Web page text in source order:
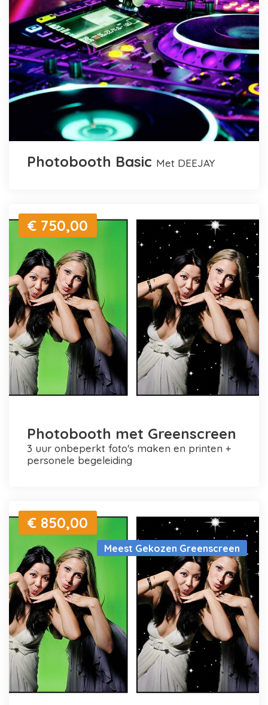
Photobooth Basic met DEEJAY
€ 750,00
Photobooth met Greenscreen
3 uur onbeperkt foto's maken en printen +
personele begeleiding
Meest Gekozen Greenscreen
€ 850,00